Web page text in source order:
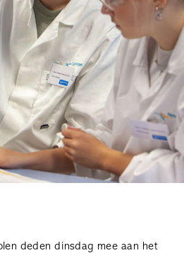
deden dinsdag mee aan het